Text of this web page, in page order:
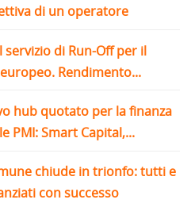
di un operatore
servizio di Run-Off per il
Rendimento...
hub quotato per la finanza
PMI: Smart Capital,...
chiude in trionfo: tutti e
con successo